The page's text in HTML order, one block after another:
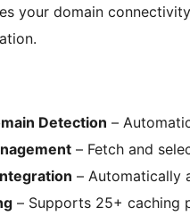
your domain
Detection –
– Fetch and
– Automatically
– Supports 25+ caching